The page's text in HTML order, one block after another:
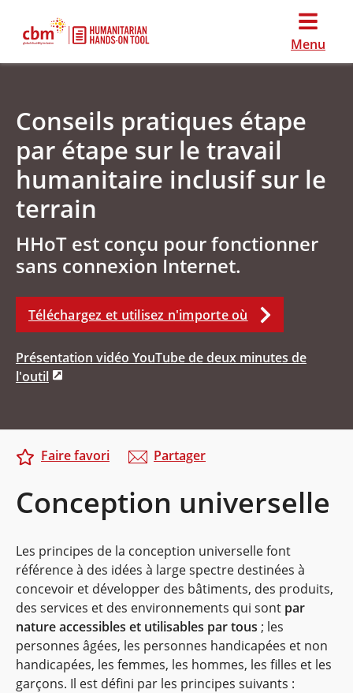
Menu
Conseils pratiques étape
par étape sur le travail
humanitaire inclusif sur le
terrain
HHoT est conçu pour fonctionner
sans connexion Internet.
Téléchargez et utilisez n'importe où
Présentation vidéo YouTube de deux minutes de
l'outil
Conception universelle
Faire favori Partager
Les principes de la conception universelle font
référence à des idées à large spectre destinées à
concevoir et développer des bâtiments, des produits,
des services et des environnements qui sont par
nature accessibles et utilisables par tous ; les
personnes âgées, les personnes handicapées et non
handicapées, les femmes, les hommes, les filles et les
garçons. Il est défini par les principes suivants :